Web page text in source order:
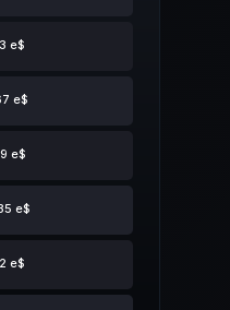
e$
e$
e$
e$
e$